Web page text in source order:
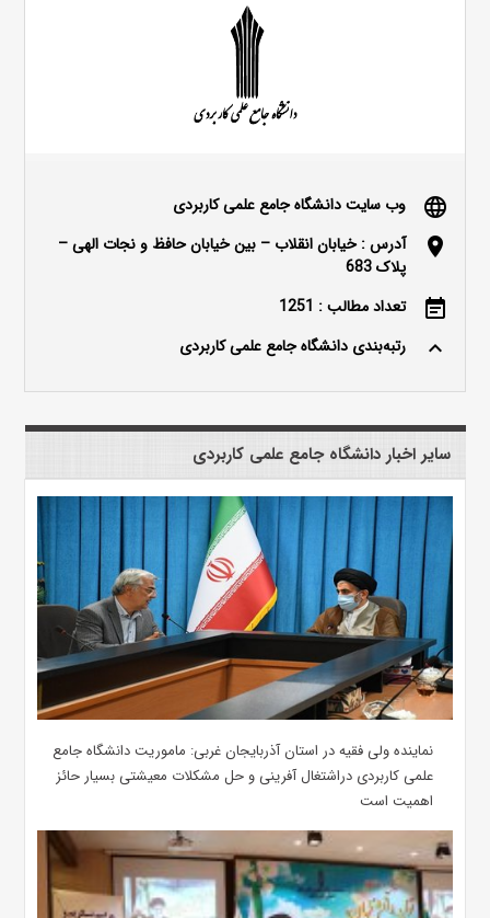
language وب سایت دانشگاه جامع علمی کاربردی
location_on
آدرس : خیابان انقلاب – بین خیابان حافظ و نجات الهی –
پلاک 683
event_note تعداد مطالب : 1251
keyboard_arrow_up رتبه‌بندی دانشگاه جامع علمی کاربردی
سایر اخبار دانشگاه جامع علمی کاربردی
نماینده ولی فقیه در استان آذربایجان غربی: ماموریت دانشگاه جامع
علمی کاربردی دراشتغال آفرینی و حل مشکلات معیشتی بسیار حائز
اهمیت است